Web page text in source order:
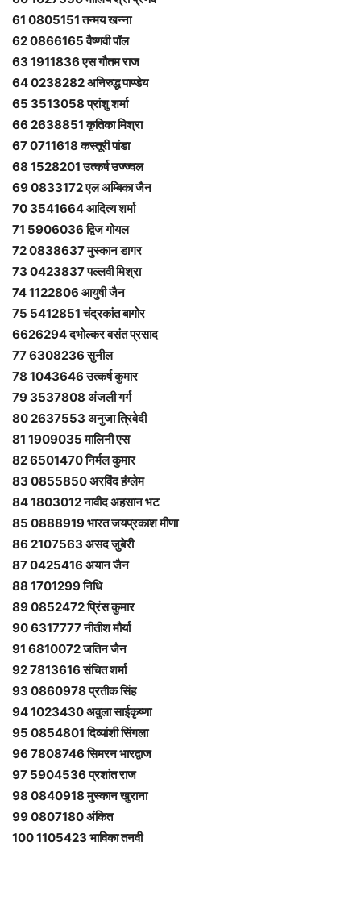
61 0805151 तन्मय खन्ना
62 0866165 वैष्णवी पॉल
63 1911836 एस गौतम राज
64 0238282 अनिरुद्ध पाण्डेय
65 3513058 प्रांशु शर्मा
66 2638851 कृतिका मिश्रा
67 0711618 कस्‍तूरी पांडा
68 1528201 उत्कर्ष उज्ज्वल
69 0833172 एल अम्बिका जैन
70 3541664 आदित्य शर्मा
71 5906036 द्विज गोयल
72 0838637 मुस्कान डागर
73 0423837 पल्लवी मिश्रा
74 1122806 आयुषी जैन
75 5412851 चंद्रकांत बागोर
6626294 दभोल्कर वसंत प्रसाद
77 6308236 सुनील
78 1043646 उत्कर्ष कुमार
79 3537808 अंजली गर्ग
80 2637553 अनुजा त्रिवेदी
81 1909035 मालिनी एस
82 6501470 निर्मल कुमार
83 0855850 अरविंद हंग्लेम
84 1803012 नावीद अहसान भट
85 0888919 भारत जयप्रकाश मीणा
86 2107563 असद जुबेरी
87 0425416 अयान जैन
88 1701299 निधि
89 0852472 प्रिंस कुमार
90 6317777 नीतीश मौर्या
91 6810072 जतिन जैन
92 7813616 संचित शर्मा
93 0860978 प्रतीक सिंह
94 1023430 अवुला साईकृष्णा
95 0854801 दिव्यांशी सिंगला
96 7808746 सिमरन भारद्वाज
97 5904536 प्रशांत राज
98 0840918 मुस्कान खुराना
99 0807180 अंकित
100 1105423 भाविका तनवी